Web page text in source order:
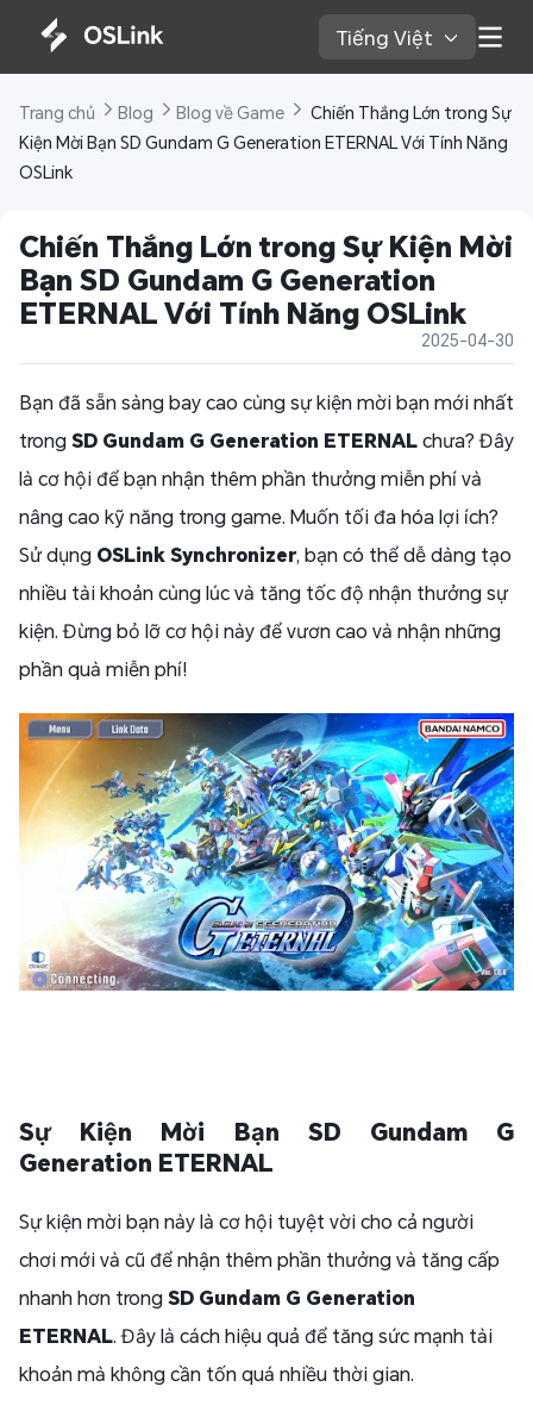
Tiếng Việt
Trang chủ Blog Blog về Game
Chiến Thắng Lớn trong Sự
Kiện Mời Bạn SD Gundam G Generation ETERNAL Với Tính Năng
OSLink
Chiến Thắng Lớn trong Sự Kiện Mời
Bạn SD Gundam G Generation
ETERNAL Với Tính Năng OSLink
2025-04-30
Bạn đã sẵn sàng bay cao cùng sự kiện mời bạn mới nhất
trongSD Gundam G Generation ETERNALchưa? Đây
là cơ hội để bạn nhận thêm phần thưởng miễn phí và
nâng cao kỹ năng trong game. Muốn tối đa hóa lợi ích?
Sử dụng OSLink Synchronizer, bạn có thể dễ dàng tạo
nhiều tài khoản cùng lúc và tăng tốc độ nhận thưởng sự
kiện. Đừng bỏ lỡ cơ hội này để vươn cao và nhận những
phần quà miễn phí!
Sự Kiện Mời Bạn SD Gundam G
Generation ETERNAL
Sự kiện mời bạn này là cơ hội tuyệt vời cho cả người
chơi mới và cũ để nhận thêm phần thưởng và tăng cấp
nhanh hơn trongSD Gundam G Generation
ETERNAL. Đây là cách hiệu quả để tăng sức mạnh tài
khoản mà không cần tốn quá nhiều thời gian.